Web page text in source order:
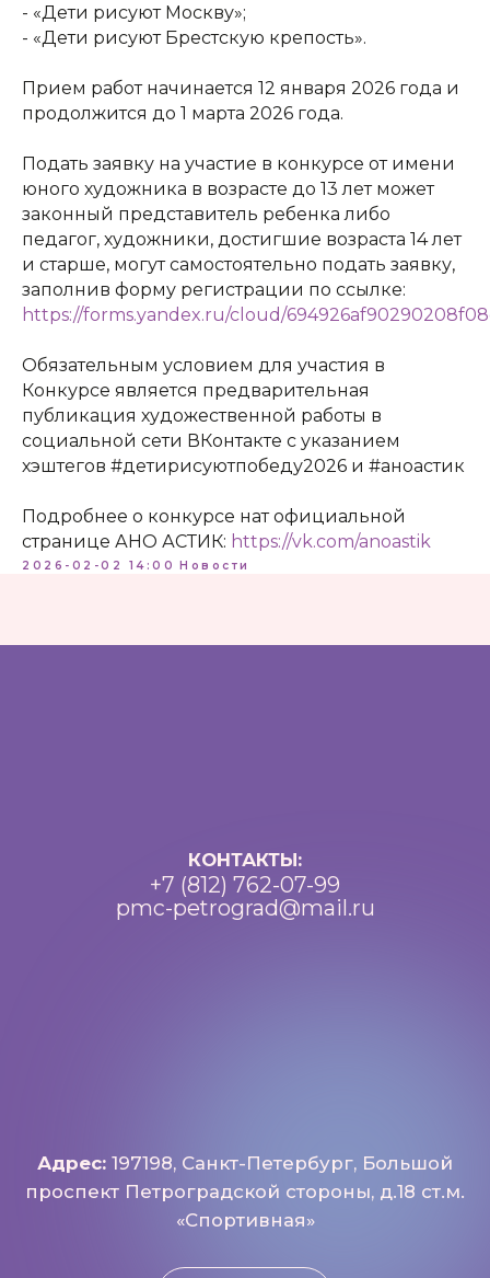
- «Дети рисуют Москву»;
- «Дети рисуют Брестскую крепость».
Прием работ начинается 12 января 2026 года и
продолжится до 1 марта 2026 года.
Подать заявку на участие в конкурсе от имени
юного художника в возрасте до 13 лет может
законный представитель ребенка либо
педагог, художники, достигшие возраста 14 лет
и старше, могут самостоятельно подать заявку,
заполнив форму регистрации по ссылке:
https://forms.yandex.ru/cloud/
Обязательным условием для участия в
Конкурсе является предварительная
публикация художественной работы в
социальной сети ВКонтакте с указанием
хэштегов #детирисуютпобеду2026 и #аноастик
Подробнее о конкурсе нат официальной
странице АНО АСТИК: https://vk.com/anoastik
2026-02-02 14:00 Новости
Адрес:
проспект Петроградской стороны, д.18 ст.м.
«Спортивная»
Разработка: Vne_design
+7 (812) 762-07-99
pmc-petrograd@mail.ru
Телеграм
ВКонтакте
Документы